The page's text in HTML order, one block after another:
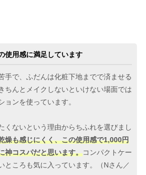
使用感に満足しています
手で、ふだんは化粧下地までで済ませる
ちんとメイクしないといけない場面では
ョンを使っています。
くないという理由からちふれを選びまし
燥も感じにくく、この使用感で1,000円
神コスパだと思います。コンパクトケー
ところも気に入っています。（Nさん／